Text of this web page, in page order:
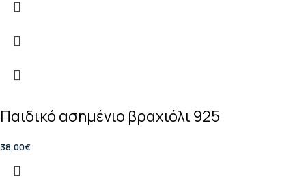
Παιδικό ασημένιο βραχιόλι 925
38,00€